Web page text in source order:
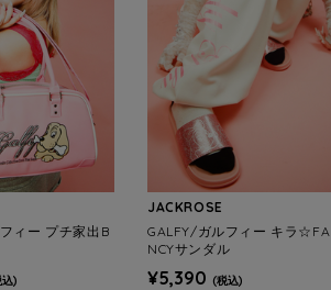
ィー プチ家出B
込)
JACKROSE
GALFY/ガルフィー キラ☆FA
NCYサンダル
¥5,390 (税込)